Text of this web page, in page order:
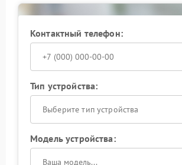
Контактный телефон:
Тип устройства:
Выберите тип устройства
Модель устройства: